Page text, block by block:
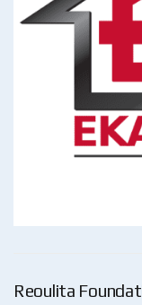
Reoulita